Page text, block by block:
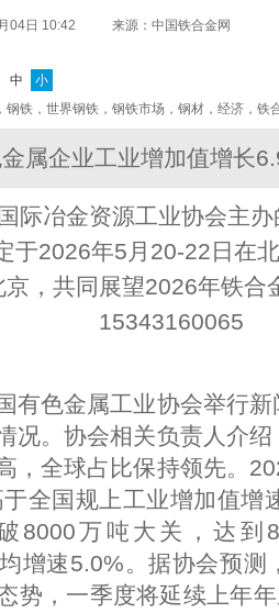
04日 10:42 来源：中国铁合金网
中
小
钢铁，世界钢铁，钢铁市场，钢材，经济，
属企业工业增加值增长
际冶金资源工业协会主办
于2026年5月20-22日在
，共同展望2026年铁合
15343160065
有色金属工业协会举行
况。协会相关负责人介
，全球占比保持领先。
全国规上工业增加值增
8000万吨大关，达到
增速5.0%。据协会预
势，一季度将延续上年